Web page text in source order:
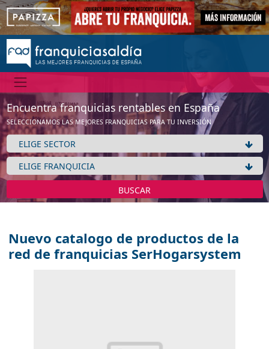
Encuentra franquicias rentables en España
SELECCIONAMOS LAS MEJORES FRANQUICIAS PARA TU INVERSIÓN
BUSCAR
Nuevo catalogo de productos de la
red de franquicias SerHogarsystem